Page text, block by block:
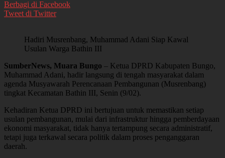
Berbagi di Facebook
Tweet di Twitter
Hadiri Musrenbang, Muhammad Adani Siap Kawal
Usulan Warga Bathin III
SumberNews, Muara Bungo – Ketua DPRD Kabupaten Bungo,
Muhammad Adani, hadir langsung di tengah masyarakat dalam
agenda Musyawarah Perencanaan Pembangunan (Musrenbang)
tingkat Kecamatan Bathin III, Senin (9/02).
Kehadiran Ketua DPRD ini bertujuan untuk memastikan setiap
usulan pembangunan, mulai dari infrastruktur hingga pemberdayaan
ekonomi masyarakat, tidak hanya tertampung secara administratif,
tetapi juga terkawal secara politik dalam proses penganggaran
daerah.